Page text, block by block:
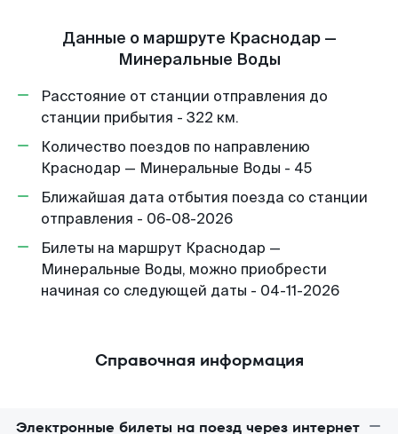
Данные о маршруте Краснодар —
Минеральные Воды
Расстояние от станции отправления до
станции прибытия - 322 км.
Количество поездов по направлению
Краснодар — Минеральные Воды - 45
Ближайшая дата отбытия поезда со станции
отправления - 06-08-2026
Билеты на маршрут Краснодар —
Минеральные Воды, можно приобрести
начиная со следующей даты - 04-11-2026
Справочная информация
Электронные билеты на поезд через интернет